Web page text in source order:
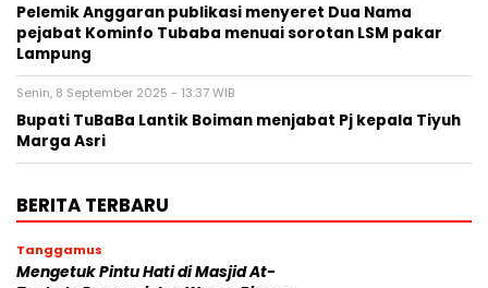
Pelemik Anggaran publikasi menyeret Dua Nama
pejabat Kominfo Tubaba menuai sorotan LSM pakar
Lampung
Senin, 8 September 2025 - 13:37 WIB
Bupati TuBaBa Lantik Boiman menjabat Pj kepala Tiyuh
Marga Asri
BERITA TERBARU
Tanggamus
Mengetuk Pintu Hati di Masjid At-